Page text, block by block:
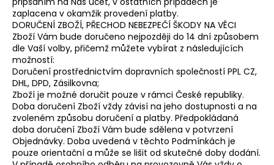
zaplacena v okamžik provedení platby.
DORUČENÍ ZBOŽÍ, PŘECHOD NEBEZPEČÍ ŠKODY NA VĚCI
Zboží Vám bude doručeno nejpozději do 14 dní způsobem
dle Vaší volby, přičemž můžete vybírat z následujících
možností:
Doručení prostřednictvím dopravních společností PPL CZ,
DHL, DPD, Zásilkovna;
Zboží je možné doručit pouze v rámci České republiky.
Doba doručení Zboží vždy závisí na jeho dostupnosti a na
zvoleném způsobu doručení a platby. Předpokládaná
doba doručení Zboží Vám bude sdělena v potvrzení
Objednávky. Doba uvedená v těchto Podmínkách je
pouze orientační a může se lišit od skutečné doby dodání.